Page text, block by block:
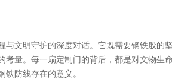
与文明守护的深度对话。它既需要钢铁般的
考量。每一扇定制门的背后，都是对文物
防线存在的意义。